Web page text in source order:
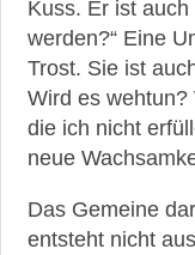
Kuss. Er ist
werden?“ Eine
Trost. Sie ist
Wird es wehtun?
die ich nicht
neue
Das Gemeine
entsteht nicht